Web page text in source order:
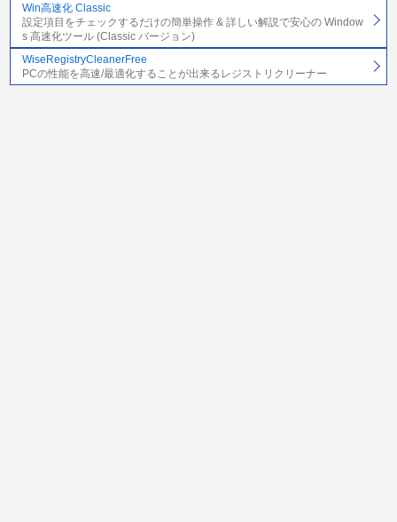
Win高速化 Classic
設定項目をチェックするだけの簡単操作 & 詳しい解説で安心の Window
s 高速化ツール (Classic バージョン)
WiseRegistryCleanerFree
PCの性能を高速/最適化することが出来るレジストリクリーナー